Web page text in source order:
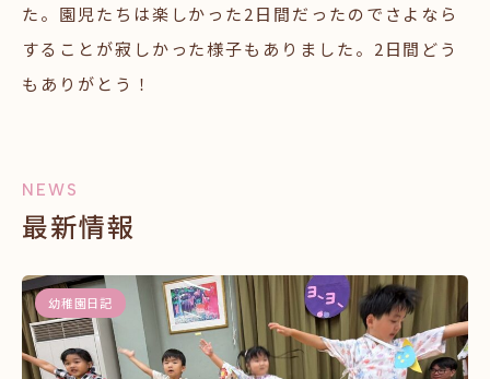
た。園児たちは楽しかった2日間だったのでさよなら
することが寂しかった様子もありました。2日間どう
もありがとう！
NEWS
最新情報
幼稚園日記